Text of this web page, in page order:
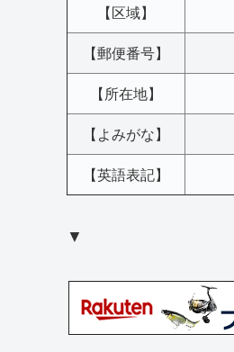
【区域】
【郵便番号】
【所在地】
【よみがな】
【英語表記】
▼